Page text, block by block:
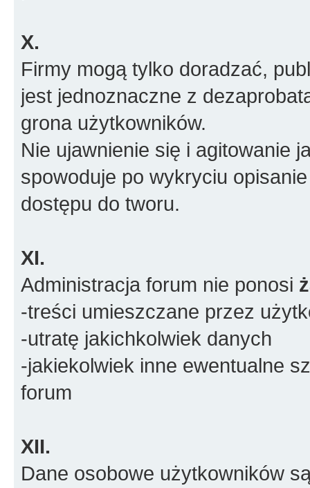
X.
Firmy mogą tylko doradzać,
jest jednoznaczne z
grona użytkowników.
Nie ujawnienie się i agitowanie
spowoduje po wykryciu
dostępu do tworu.
XI.
Administracja forum nie ponosi
-treści umieszczane przez
-utratę jakichkolwiek danych
-jakiekolwiek inne ewentualne
forum
XII.
Dane osobowe użytkowników